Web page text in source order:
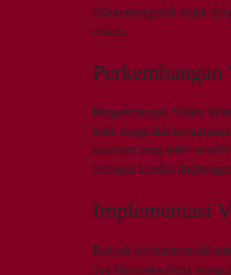
dalam mengenali objek
efisien.
Pengembangan Vision
lebih tinggi dan
kuantum yang lebih
berbagai kondisi
Implementasi
Banyak produsen mobil
dan Mercedes-Benz